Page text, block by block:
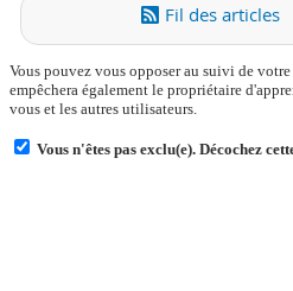
Fil des articles